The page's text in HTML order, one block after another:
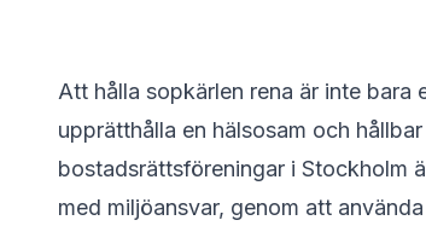
Att hålla sopkärlen rena är inte
upprätthålla en hälsosam och
bostadsrättsföreningar i Stockholm
med miljöansvar, genom att